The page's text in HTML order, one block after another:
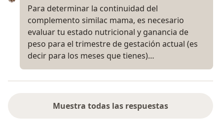
Para determinar la continuidad del
complemento similac mama, es necesario
evaluar tu estado nutricional y ganancia de
peso para el trimestre de gestación actual (es
decir para los meses que tienes)…
Muestra todas las respuestas